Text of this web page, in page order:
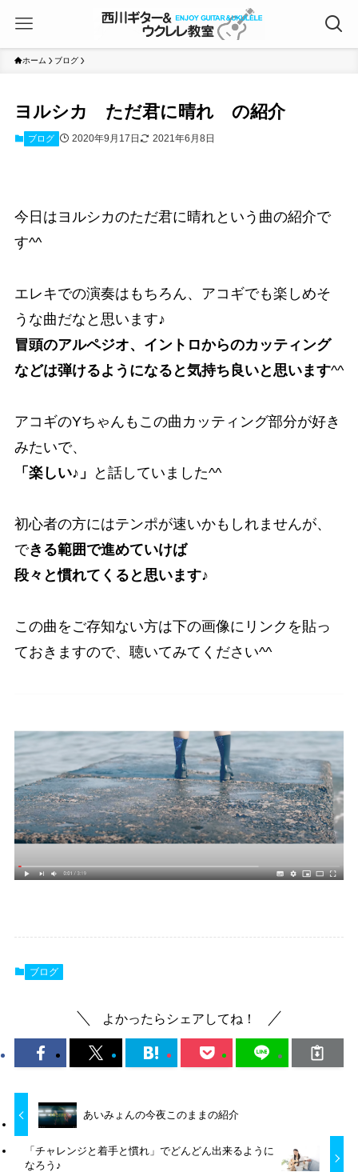
ホーム ブログ
ヨルシカ ただ君に晴れ の紹介
ブログ 2020年9月17日 2021年6月8日
今日はヨルシカのただ君に晴れという曲の紹介で
す^^
エレキでの演奏はもちろん、アコギでも楽しめそ
うな曲だなと思います♪
冒頭のアルペジオ、イントロからのカッティング
などは弾けるようになると気持ち良いと思います^^
アコギのYちゃんもこの曲カッティング部分が好き
みたいで、
「楽しい♪」
と話していました^^
初心者の方にはテンポが速いかもしれませんが、
できる範囲で進めていけば
段々と慣れてくると思います♪
この曲をご存知ない方は下の画像にリンクを貼っ
ておきますので、聴いてみてください^^
ブログ
よかったらシェアしてね！
あいみょんの今夜このままの紹介
「チャレンジと着手と慣れ」でどんどん出来るように
なろう♪